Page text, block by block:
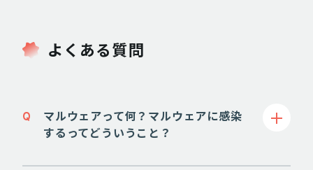
よくある質問
Q
マルウェアって何？マルウェアに感染
するってどういうこと？